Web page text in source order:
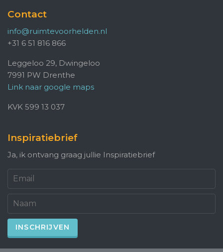
Contact
info@ruimtevoorhelden.nl
+31 6 51 816 866
Leggeloo 29, Dwingeloo
7991 PW Drenthe
Link naar google maps
KVK 599 13 037
Inspiratiebrief
Ja, ik ontvang graag jullie Inspiratiebrief